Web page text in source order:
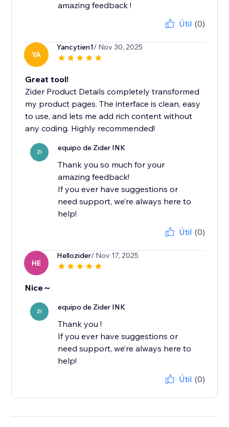
amazing feedback !
Útil (0)
YA
Yancytien1/ Nov 30, 2025
Great tool!
Zider Product Details completely transformed
my product pages. The interface is clean, easy
to use, and lets me add rich content without
any coding. Highly recommended!
ZI equipo de Zider INK
Thank you so much for your
amazing feedback!
If you ever have suggestions or
need support, we’re always here to
help!
Útil (0)
HE
Hellozider/ Nov 17, 2025
Nice～
ZI equipo de Zider INK
Thank you !
If you ever have suggestions or
need support, we’re always here to
help!
Útil (0)